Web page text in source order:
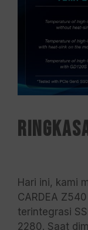
Hari ini, kami
CARDEA
terintegrasi
2280. Saat